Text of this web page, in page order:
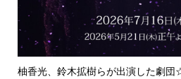
柚香光、鈴木拡樹らが出演した劇